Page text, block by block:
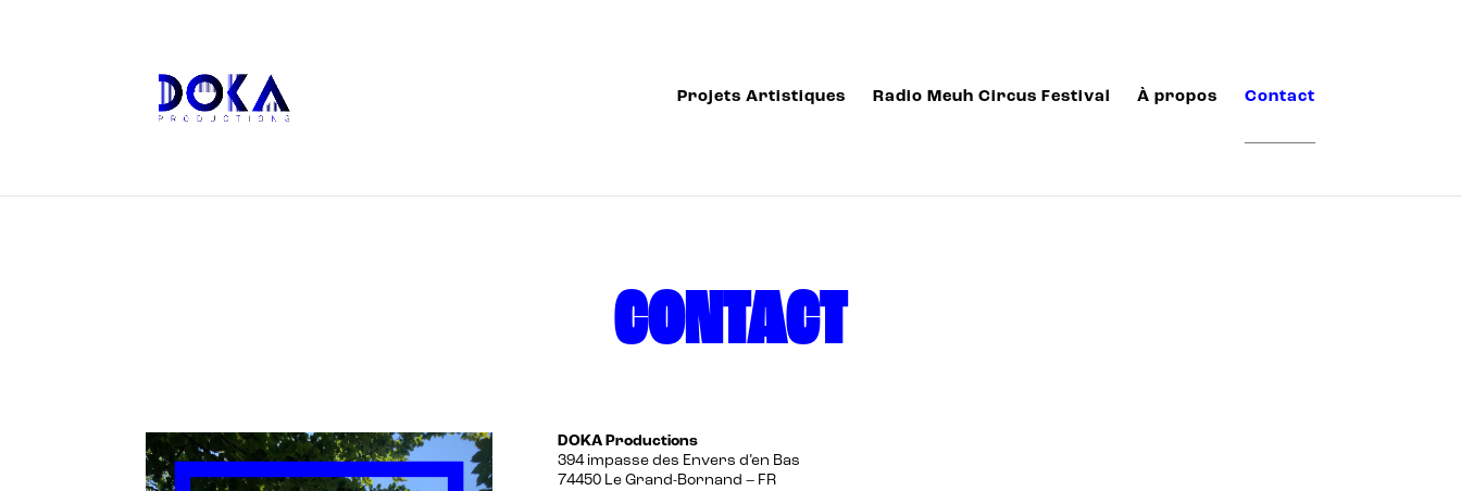
Projets Artistiques Radio Meuh Circus Festival À propos Contact
CONTACT
DOKA Productions
394 impasse des Envers d’en Bas
74450 Le Grand-Bornand – FR